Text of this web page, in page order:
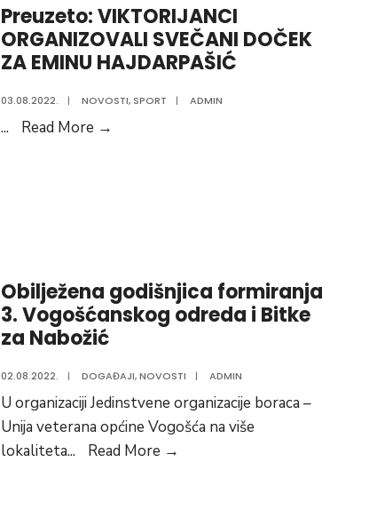
Preuzeto: VIKTORIJANCI
ORGANIZOVALI SVEČANI DOČEK
ZA EMINU HAJDARPAŠIĆ
03.08.2022. | NOVOSTI, SPORT | ADMIN
... Read More →
HAJDARPAŠIĆ
Obilježena godišnjica formiranja
3. Vogošćanskog odreda i Bitke
za Nabožić
02.08.2022. | DOGAĐAJI,NOVOSTI | ADMIN
U organizaciji Jedinstvene organizacije boraca –
Unija veterana općine Vogošća na više
lokaliteta... Read More →